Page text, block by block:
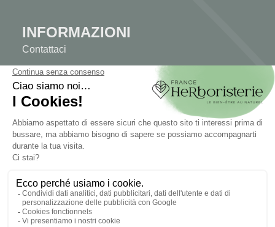
INFORMAZIONI
Contattaci
Mappa del sito
La nostra erboristeria
Consegna
Pagamento sicuro
INFORMAZIONI LEGALI
Informazioni legali
Termini e condizioni di vendita